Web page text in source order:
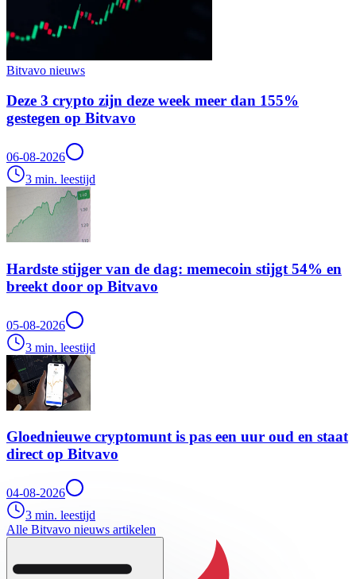
Bitvavo nieuws
Deze 3 crypto zijn deze week meer dan 155%
gestegen op Bitvavo
06-08-2026
3 min. leestijd
Hardste stijger van de dag: memecoin stijgt 54% en
breekt door op Bitvavo
05-08-2026
3 min. leestijd
Gloednieuwe cryptomunt is pas een uur oud en staat
direct op Bitvavo
04-08-2026
3 min. leestijd
Alle Bitvavo nieuws artikelen